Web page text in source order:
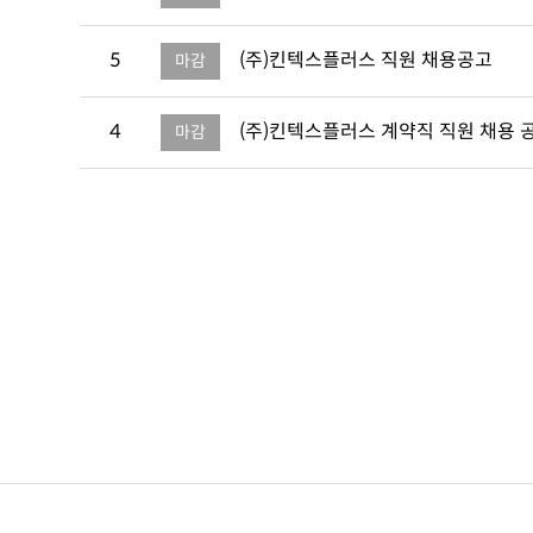
5 마감 (주)킨텍스플러스 직원 채용공고
4 마감 (주)킨텍스플러스 계약직 직원 채용